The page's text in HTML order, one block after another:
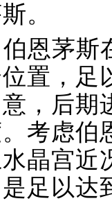
。
恩茅斯
置，足
，后期
考虑伯
晶宫近
足以达